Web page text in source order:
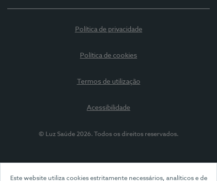
Este website utiliza cookies estritamente necessários, analíticos e de
Política de privacidade
Política de cookies
Termos de utilização
Acessibilidade
© Luz Saúde 2026. Todos os direitos reservados.